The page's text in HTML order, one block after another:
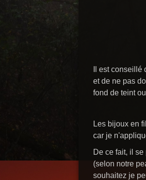
Il est
et de ne pas
fond de teint
Les bijoux en
car je
De ce fait, il
(selon notre
souhaitez je